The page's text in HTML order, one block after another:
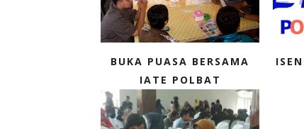
BUKA PUASA BERSAMA
IATE POLBAT